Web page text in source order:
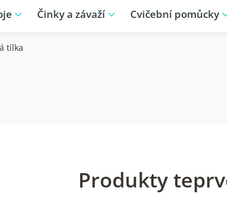
Činky a závaží Cvičební pomůcky
tílka
Produkty